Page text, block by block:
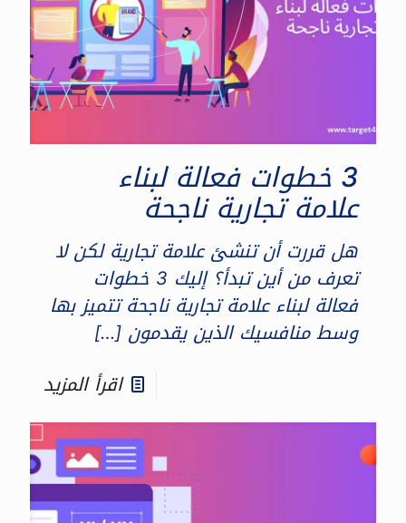
3 خطوات فعالة لبناء
علامة تجارية ناجحة
هل قررت أن تنشئ علامة تجارية لكن لا
تعرف من أين تبدأ؟ إليك 3 خطوات
فعالة لبناء علامة تجارية ناجحة تتميز بها
وسط منافسيك الذين يقدمون […]
اقرأ المزيد